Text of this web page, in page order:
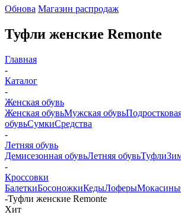
Обнова Магазин распродаж
Туфли женские Remonte
Главная
-
Каталог
-
Женская обувь
Женская обувьМужская обувь
обувьСумкиСредства
-
Летняя обувь
Демисезонная обувьЛетняя обувьТуфли
-
Кроссовки
БалеткиБосоножкиКедыЛоферыМокасины
-Туфли женские Remonte
Хит